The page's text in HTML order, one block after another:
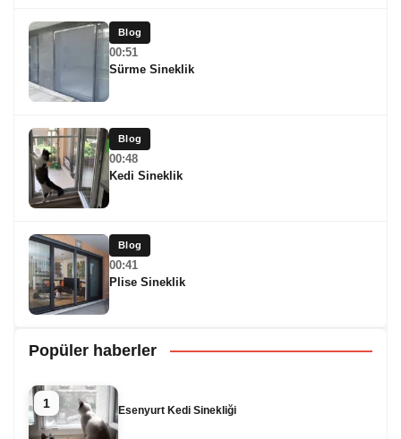
Blog
00:51
Sürme Sineklik
Blog
00:48
Kedi Sineklik
Blog
00:41
Plise Sineklik
Popüler haberler
1 Esenyurt Kedi Sinekliği